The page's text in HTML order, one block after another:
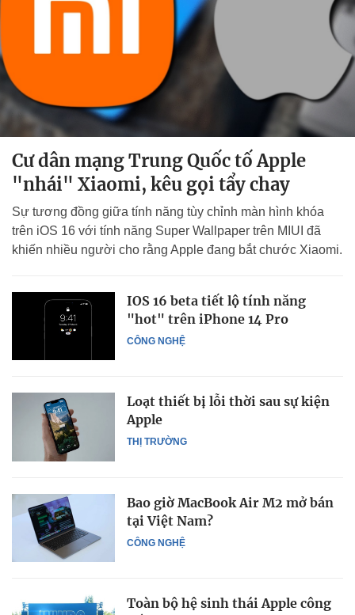
Cư dân mạng Trung Quốc tố Apple
"nhái" Xiaomi, kêu gọi tẩy chay
Sự tương đồng giữa tính năng tùy chỉnh màn hình khóa
trên iOS 16 với tính năng Super Wallpaper trên MIUI đã
khiến nhiều người cho rằng Apple đang bắt chước Xiaomi.
CÔNG NGHỆ
IOS 16 beta tiết lộ tính năng
"hot" trên iPhone 14 Pro
THỊ TRƯỜNG
Loạt thiết bị lỗi thời sau sự kiện
Apple
CÔNG NGHỆ
Bao giờ MacBook Air M2 mở bán
tại Việt Nam?
Toàn bộ hệ sinh thái Apple công